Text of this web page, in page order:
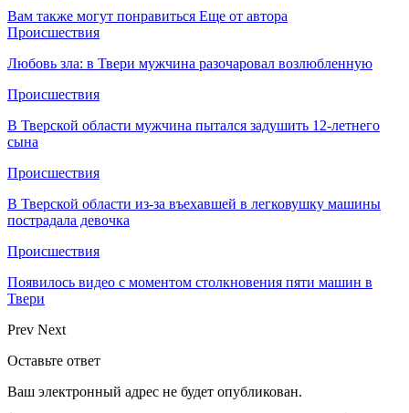
Вам также могут понравиться Еще от автора
Происшествия
Любовь зла: в Твери мужчина разочаровал возлюбленную
Происшествия
В Тверской области мужчина пытался задушить 12-летнего
сына
Происшествия
В Тверской области из-за въехавшей в легковушку машины
пострадала девочка
Происшествия
Появилось видео с моментом столкновения пяти машин в
Твери
Prev Next
Оставьте ответ
Ваш электронный адрес не будет опубликован.